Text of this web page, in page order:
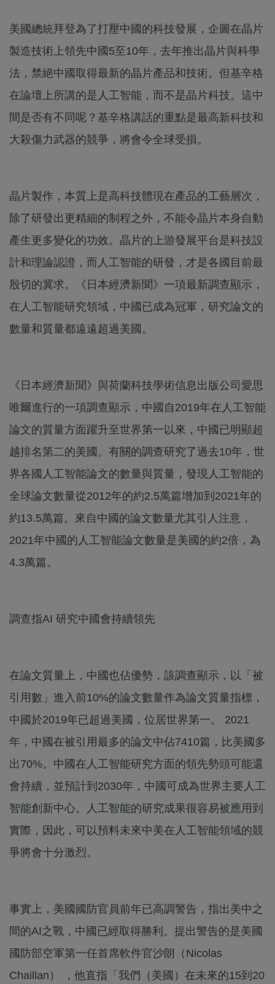
美國總統拜登為了打壓中國的科技發展，企圖在晶片
製造技術上領先中國5至10年，去年推出晶片與科學
法，禁絕中國取得最新的晶片產品和技術。但基辛格
在論壇上所講的是人工智能，而不是晶片科技。這中
間是否有不同呢？基辛格講話的重點是最高新科技和
大殺傷力武器的競爭，將會令全球受損。
晶片製作，本質上是高科技體現在產品的工藝層次，
除了研發出更精細的制程之外，不能令晶片本身自動
產生更多變化的功效。晶片的上游發展平台是科技設
計和理論認證，而人工智能的研發，才是各國目前最
殷切的冀求。《日本經濟新聞》一項最新調查顯示，
在人工智能研究領域，中國已成為冠軍，研究論文的
數量和質量都遠遠超過美國。
《日本經濟新聞》與荷蘭科技學術信息出版公司愛思
唯爾進行的一項調查顯示，中國自2019年在人工智能
論文的質量方面躍升至世界第一以來，中國已明顯超
越排名第二的美國。有關的調查研究了過去10年，世
界各國人工智能論文的數量與質量，發現人工智能的
全球論文數量從2012年的約2.5萬篇增加到2021年的
約13.5萬篇。來自中國的論文數量尤其引人注意，
2021年中國的人工智能論文數量是美國的約2倍，為
4.3萬篇。
調查指AI 研究中國會持續領先
在論文質量上，中國也佔優勢，該調查顯示，以「被
引用數」進入前10%的論文數量作為論文質量指標，
中國於2019年已超過美國，位居世界第一。 2021
年，中國在被引用最多的論文中佔7410篇，比美國多
出70%。中國在人工智能研究方面的領先勢頭可能還
會持續，並預計到2030年，中國可成為世界主要人工
智能創新中心。人工智能的研究成果很容易被應用到
實際，因此，可以預料未來中美在人工智能領域的競
爭將會十分激烈。
事實上，美國國防官員前年已高調警告，指出美中之
間的AI之戰，中國已經取得勝利。提出警告的是美國
國防部空軍第一任首席軟件官沙朗（Nicolas
Chaillan） ，他直指「我們（美國）在未來的15到20